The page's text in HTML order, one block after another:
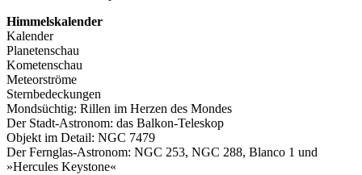
Himmelskalender
Kalender
Planetenschau
Kometenschau
Meteorströme
Sternbedeckungen
Mondsüchtig: Rillen im Herzen des Mondes
Der Stadt-Astronom: das Balkon-Teleskop
Objekt im Detail: NGC 7479
Der Fernglas-Astronom: NGC 253, NGC 288, Blanco 1 und
»Hercules Keystone«